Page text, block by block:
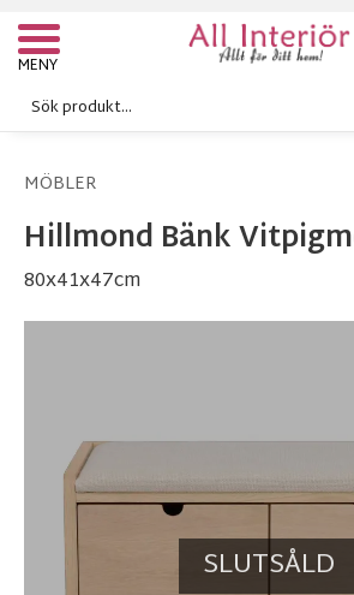
Meny
MÖBLER
Hillmond Bänk
80x41x47cm
SLUTSÅLD